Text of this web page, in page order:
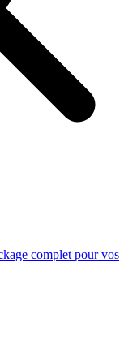
complet pour vos